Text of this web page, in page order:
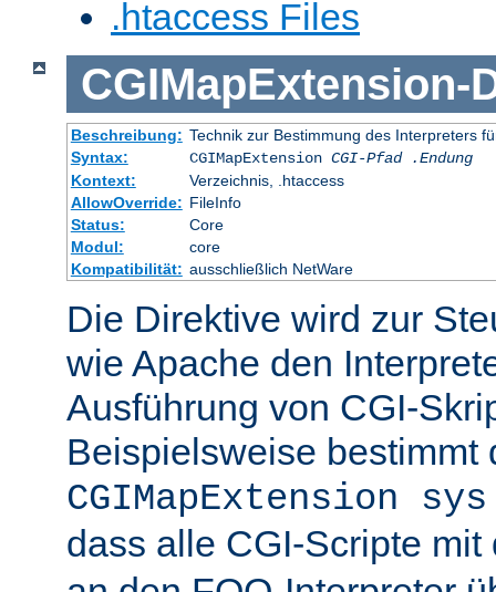
.htaccess Files
CGIMapExtension-
Beschreibung: Technik zur Bestimmung des Interpreters
Syntax:
CGIMapExtension CGI-Pfad
.Endung
Kontext:
Verzeichnis, .htaccess
AllowOverride: FileInfo
Status:
Core
Modul:
core
Kompatibilität: ausschließlich NetWare
Die Direktive wird zur
wie Apache den
Ausführung von CGI-
Beispielsweise bestimmt
CGIMapExtension
dass alle CGI-Scripte